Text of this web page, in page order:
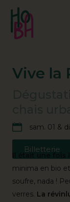
Vive la
sam. 01 &
Billetterie
Il était une fois
minima en bio
soufre, nada !
verres. La